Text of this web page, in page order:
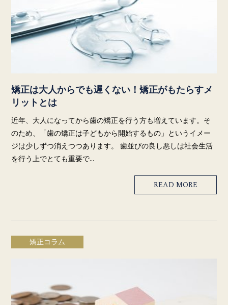
矯正は大人からでも遅くない！矯正がもたらすメ
リットとは
近年、大人になってから歯の矯正を行う方も増えています。そ
のため、「歯の矯正は子どもから開始するもの」というイメー
ジは少しずつ消えつつあります。 歯並びの良し悪しは社会生活
を行う上でとても重要で…
READ MORE
矯正コラム